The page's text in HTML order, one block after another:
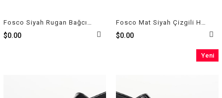
Fosco Siyah Rugan Bağcıklı Erkek Ayakkabı 1566 430 710
$0.00
Fosco Mat Siyah Çizgili Hakiki Deri Ayakkabı 1595 710 46
$0.00
Yeni